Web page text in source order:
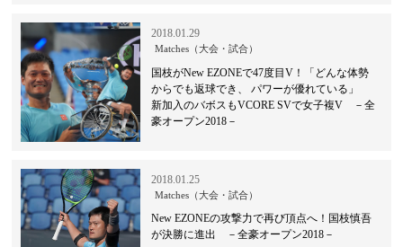
2018.01.29
Matches（大会・試合）
国枝がNew EZONEで47度目V！「どんな体勢
からでも返球でき、 パワーが優れている」
新加入のバボスもVCORE SVで女子複V －全
豪オープン2018－
2018.01.25
Matches（大会・試合）
New EZONEの攻撃力で再び頂点へ！国枝慎吾
が決勝に進出 －全豪オープン2018－